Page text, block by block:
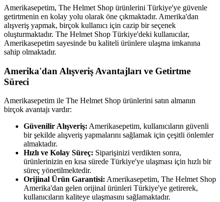
Amerikasepetim, The Helmet Shop ürünlerini Türkiye'ye güvenle
getirtmenin en kolay yolu olarak öne çıkmaktadır. Amerika'dan
alışveriş yapmak, birçok kullanıcı için cazip bir seçenek
oluşturmaktadır. The Helmet Shop Türkiye'deki kullanıcılar,
Amerikasepetim sayesinde bu kaliteli ürünlere ulaşma imkanına
sahip olmaktadır.
Amerika'dan Alışveriş Avantajları ve Getirtme
Süreci
Amerikasepetim ile The Helmet Shop ürünlerini satın almanın
birçok avantajı vardır:
Güvenilir Alışveriş: Amerikasepetim, kullanıcıların güvenli
bir şekilde alışveriş yapmalarını sağlamak için çeşitli önlemler
almaktadır.
Hızlı ve Kolay Süreç: Siparişinizi verdikten sonra,
ürünlerinizin en kısa sürede Türkiye'ye ulaşması için hızlı bir
süreç yönetilmektedir.
Orijinal Ürün Garantisi: Amerikasepetim, The Helmet Shop
Amerika'dan gelen orijinal ürünleri Türkiye'ye getirerek,
kullanıcıların kaliteye ulaşmasını sağlamaktadır.